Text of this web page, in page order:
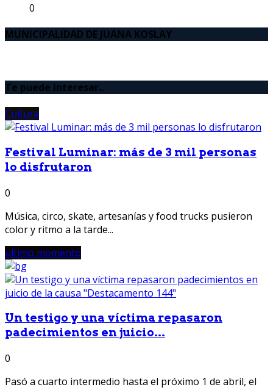
0
MUNICIPALIDAD DE JUANA KOSLAY
Te puede interesar..
Cultura
Festival Luminar: más de 3 mil personas
lo disfrutaron
0
Música, circo, skate, artesanías y food trucks pusieron
color y ritmo a la tarde...
ultimo momento
Un testigo y una víctima repasaron
padecimientos en juicio...
0
Pasó a cuarto intermedio hasta el próximo 1 de abril, el